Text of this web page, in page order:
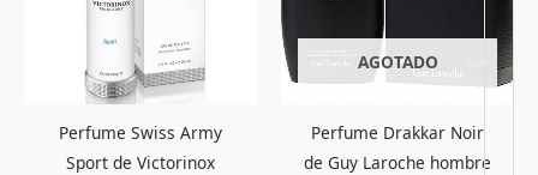
Perfume Swiss Army
Sport de Victorinox
AGOTADO
Perfume Drakkar Noir
de Guy Laroche hombre